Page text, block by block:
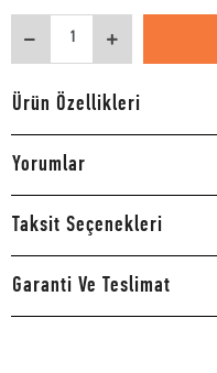
Ürün Özellikleri
Yorumlar
Taksit Seçenekleri
Garanti Ve Teslimat